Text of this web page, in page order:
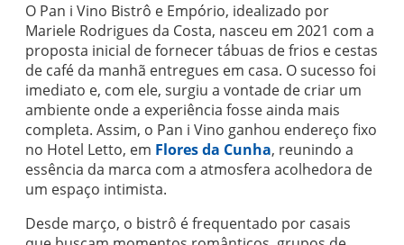
O Pan i Vino Bistrô e Empório, idealizado por
Mariele Rodrigues da Costa, nasceu em 2021 com a
proposta inicial de fornecer tábuas de frios e cestas
de café da manhã entregues em casa. O sucesso foi
imediato e, com ele, surgiu a vontade de criar um
ambiente onde a experiência fosse ainda mais
completa. Assim, o Pan i Vino ganhou endereço fixo
no Hotel Letto, em Flores da Cunha, reunindo a
essência da marca com a atmosfera acolhedora de
um espaço intimista.
Desde março, o bistrô é frequentado por casais